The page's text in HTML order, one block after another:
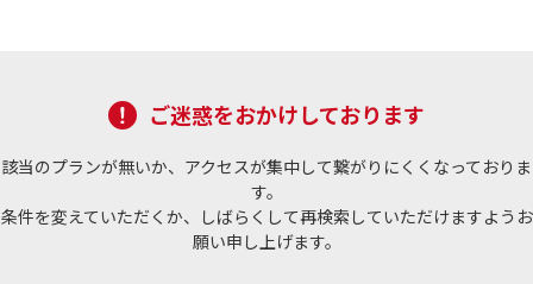
ご迷惑をおかけしております
該当のプランが無いか、アクセスが集中して繋がりにくくなっておりま
す。
条件を変えていただくか、しばらくして再検索していただけますようお
願い申し上げます。